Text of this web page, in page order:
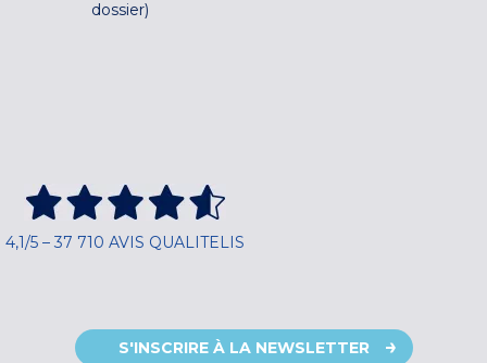
dossier)
4,1/5 – 37 710 AVIS QUALITELIS
S'INSCRIRE À LA NEWSLETTER